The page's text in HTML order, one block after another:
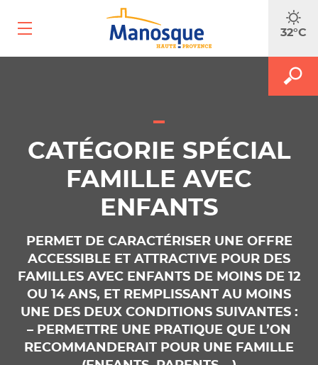
32°C
le
le
Ouvrir
CATÉGORIE SPÉCIAL
FAMILLE AVEC
ENFANTS
PERMET DE CARACTÉRISER UNE OFFRE
ACCESSIBLE ET ATTRACTIVE POUR DES
FAMILLES AVEC ENFANTS DE MOINS DE 12
OU 14 ANS, ET REMPLISSANT AU MOINS
UNE DES DEUX CONDITIONS SUIVANTES :
– PERMETTRE UNE PRATIQUE QUE L’ON
RECOMMANDERAIT POUR UNE FAMILLE